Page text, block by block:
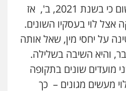
זילברשטיין
חמורה מעצרים וחקירות
– משרד עו"ד
לבן מעצרים וחקירות מחיקת
עוד עולה מכתב האישום כי בשנת 2021, ב', אז
הועסקה אצל לוי בעסקיו השונים.
על יחסי מין, שאל אותה
והיא השיבה בשלילה.
מועדים שונים בתקופה
מעשים מגונים – כך